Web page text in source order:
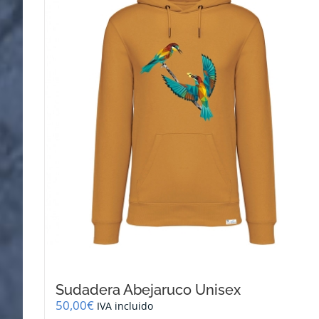
se
pueden
elegir
en
la
página
producto
Sudadera Abejaruco Unisex
50,00€ IVA incluido